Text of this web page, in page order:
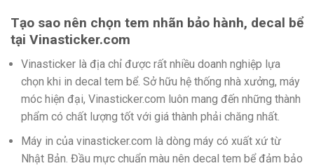
Tạo sao nên chọn tem nhãn bảo hành, decal bể
tại Vinasticker.com
Vinasticker là địa chỉ được rất nhiều doanh nghiệp lựa
chọn khi in decal tem bể. Sở hữu hệ thống nhà xưởng, máy
móc hiện đại, Vinasticker.com luôn mang đến những thành
phẩm có chất lượng tốt với giá thành phải chăng nhất.
Máy in của vinasticker.com là dòng máy có xuất xứ từ
Nhật Bản. Đầu mực chuẩn màu nên decal tem bể đảm bảo